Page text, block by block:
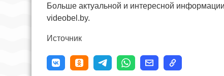
Больше актуальной и интересной
videobel.by.
Источник